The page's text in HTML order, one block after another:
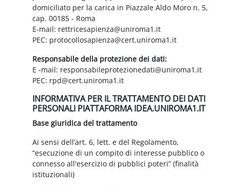
domiciliato per la carica in Piazzale Aldo Moro n. 5,
cap. 00185 - Roma
E-mail: rettricesapienza@uniroma1.it
PEC: protocollosapienza@cert.uniroma1.it
Responsabile della protezione dei dati:
E -mail: responsabileprotezionedati@uniroma1.it
PEC: rpd@cert.uniroma1.it
INFORMATIVA PER IL TRATTAMENTO DEI DATI
PERSONALI PIATTAFORMA IDEA.UNIROMA1.IT
Base giuridica del trattamento
Ai sensi dell’art. 6, lett. e del Regolamento,
“esecuzione di un compito di interesse pubblico o
connesso all'esercizio di pubblici poteri” (finalità
istituzionali)